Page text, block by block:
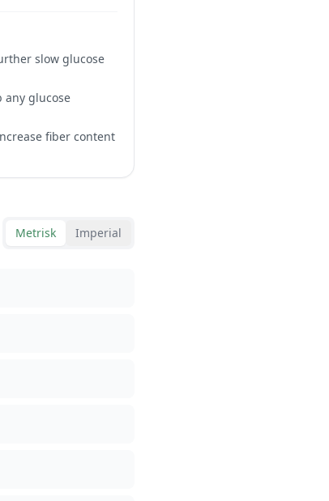
slow glucose
any glucose
fiber content
Metrisk Imperial